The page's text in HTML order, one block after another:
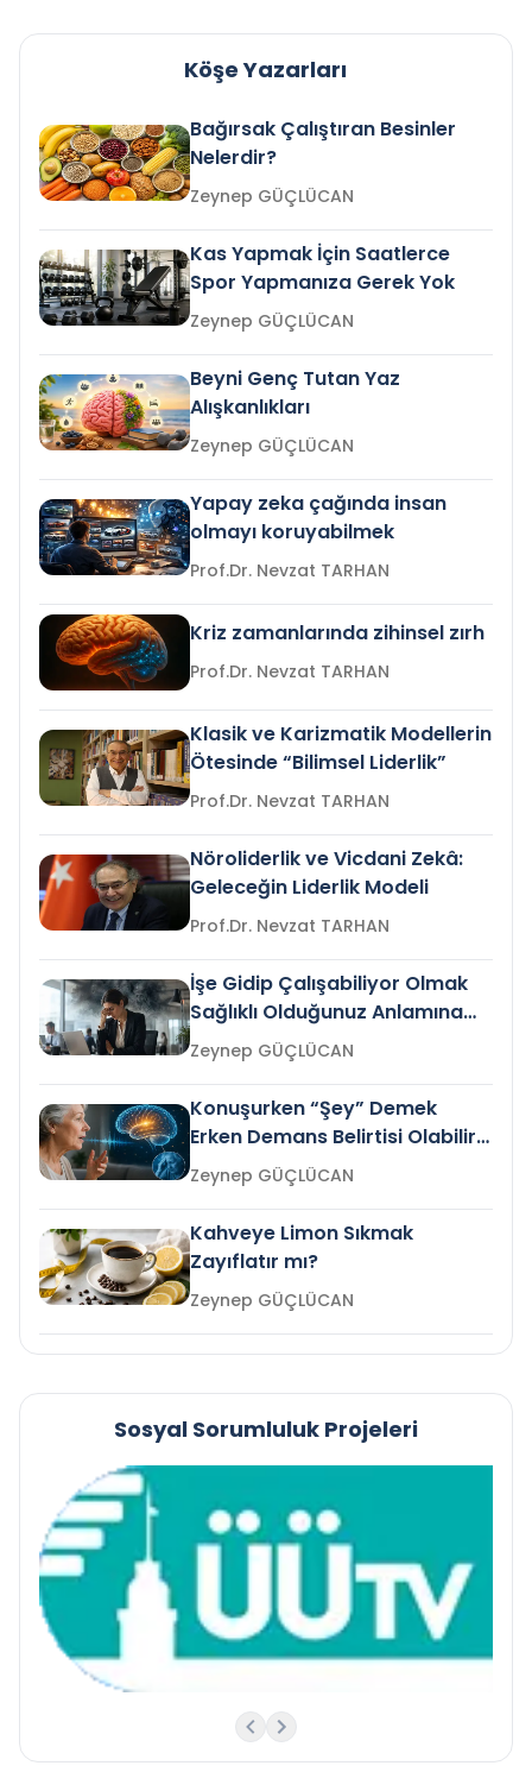
Köşe Yazarları
Bağırsak Çalıştıran Besinler
Nelerdir?
Zeynep GÜÇLÜCAN
Kas Yapmak İçin Saatlerce
Spor Yapmanıza Gerek Yok
Zeynep GÜÇLÜCAN
Beyni Genç Tutan Yaz
Alışkanlıkları
Zeynep GÜÇLÜCAN
Yapay zeka çağında insan
olmayı koruyabilmek
Prof.Dr. Nevzat TARHAN
Kriz zamanlarında zihinsel zırh
Prof.Dr. Nevzat TARHAN
Klasik ve Karizmatik Modellerin
Ötesinde “Bilimsel Liderlik”
Prof.Dr. Nevzat TARHAN
Nöroliderlik ve Vicdani Zekâ:
Geleceğin Liderlik Modeli
Prof.Dr. Nevzat TARHAN
İşe Gidip Çalışabiliyor Olmak
Sağlıklı Olduğunuz Anlamına
Gelir mi?Zeynep GÜÇLÜCAN
Konuşurken “Şey” Demek
Erken Demans Belirtisi Olabilir
mi?
Zeynep GÜÇLÜCAN
Kahveye Limon Sıkmak
Zayıflatır mı?
Zeynep GÜÇLÜCAN
Sosyal Sorumluluk Projeleri